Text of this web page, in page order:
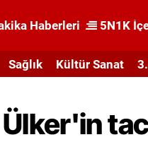
Haberleri 5N1K
Sağlık Kültür Sanat